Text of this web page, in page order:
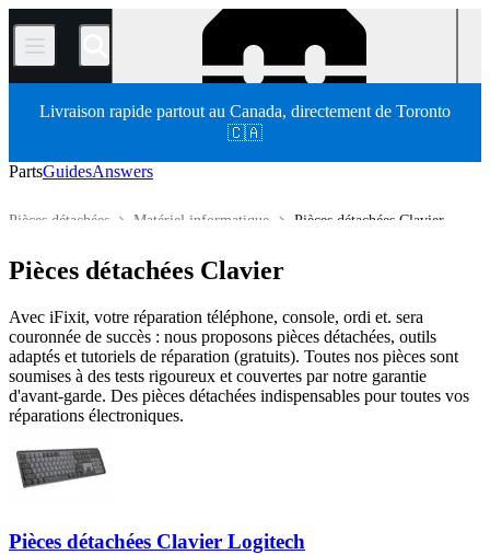
/
Livraison rapide partout au Canada, directement de Toronto
🇨🇦
PartsGuidesAnswers
Pièces détachées Clavier
Matériel informatique
Pièces détachées
Pièces détachées Clavier
Avec iFixit, votre réparation téléphone, console, ordi et. sera
couronnée de succès : nous proposons pièces détachées, outils
adaptés et tutoriels de réparation (gratuits). Toutes nos pièces sont
soumises à des tests rigoureux et couvertes par notre garantie
d'avant-garde. Des pièces détachées indispensables pour toutes vos
réparations électroniques.
Pièces détachées Clavier Logitech